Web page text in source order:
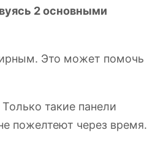
2 основными
Это может помочь
такие панели
пожелтеют через время.